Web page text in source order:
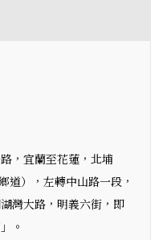
，宜蘭至花蓮，北埔
道），左轉中山路一段，
灣大路，明義六街，即
。